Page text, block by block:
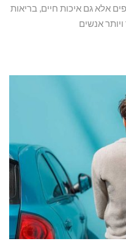
אלא גם איכות חיים, בריאות
אנשים